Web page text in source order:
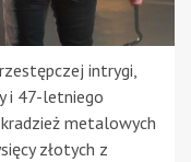
intrygi,
i 47-letniego
metalowych
złotych z